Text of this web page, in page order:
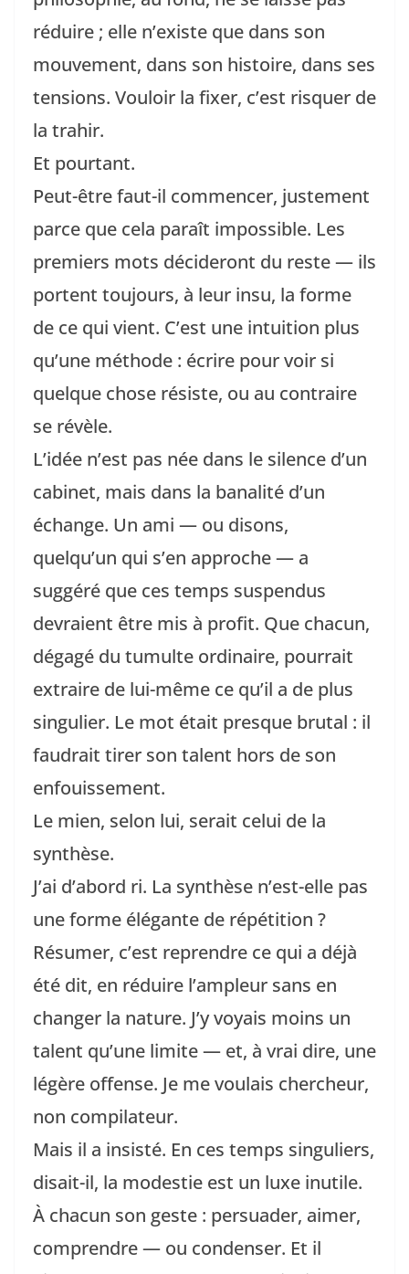
réduire ; elle n’existe que dans son
mouvement, dans son histoire, dans ses
tensions. Vouloir la fixer, c’est risquer de
la trahir.
Et pourtant.
Peut-être faut-il commencer, justement
parce que cela paraît impossible. Les
premiers mots décideront du reste — ils
portent toujours, à leur insu, la forme
de ce qui vient. C’est une intuition plus
qu’une méthode : écrire pour voir si
quelque chose résiste, ou au contraire
se révèle.
L’idée n’est pas née dans le silence d’un
cabinet, mais dans la banalité d’un
échange. Un ami — ou disons,
quelqu’un qui s’en approche — a
suggéré que ces temps suspendus
devraient être mis à profit. Que chacun,
dégagé du tumulte ordinaire, pourrait
extraire de lui-même ce qu’il a de plus
singulier. Le mot était presque brutal : il
faudrait tirer son talent hors de son
enfouissement.
Le mien, selon lui, serait celui de la
synthèse.
J’ai d’abord ri. La synthèse n’est-elle pas
une forme élégante de répétition ?
Résumer, c’est reprendre ce qui a déjà
été dit, en réduire l’ampleur sans en
changer la nature. J’y voyais moins un
talent qu’une limite — et, à vrai dire, une
légère offense. Je me voulais chercheur,
non compilateur.
Mais il a insisté. En ces temps singuliers,
disait-il, la modestie est un luxe inutile.
À chacun son geste : persuader, aimer,
comprendre — ou condenser. Et il